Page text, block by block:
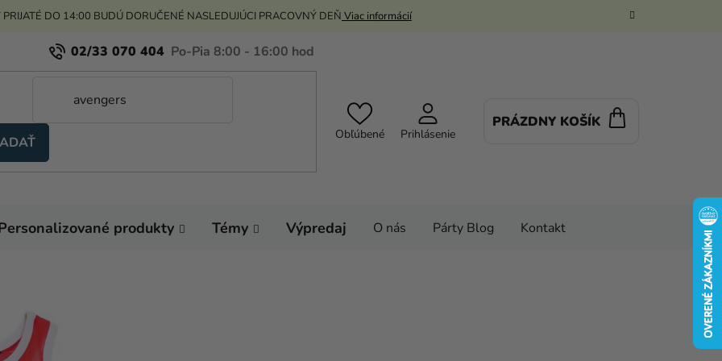
PRIJATÉ DO 14:00 BUDÚ DORUČENÉ NASLEDUJÚCI PRACOVNÝ DEŇ Viac informácií
02/33 070 404
Obľúbené Prihlásenie
PRÁZDNY KOŠÍK
produkty Témy Výpredaj O nás Párty Blog Kontakt